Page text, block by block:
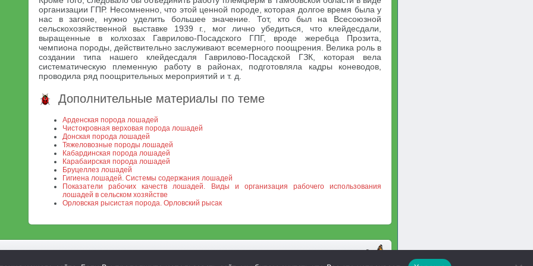
организации ГПР. Несомненно, что этой ценной породе, которая долгое время была у
нас в загоне, нужно уделить большее значение. Тот, кто был на Всесоюзной
сельскохозяйственной выставке 1939 г., мог лично убедиться, что клейдесдали,
выращенные в колхозах Гаврилово-Посадского ГПГ, вроде жеребца Прозита,
чемпиона породы, действительно заслуживают всемерного поощрения. Велика роль в
создании типа нашего клейдесдаля Гаврилово-Посадской ГЗК, которая вела
систематическую племенную работу в районах, подготовляла кадры коневодов,
проводила ряд поощрительных мероприятий и т. д.
Дополнительные материалы по теме
Арденская порода лошадей
Чистокровная верховая порода лошадей
Донская порода лошадей
Тяжеловозные породы лошадей
Кабардинская порода лошадей
Карабаирская порода лошадей
Бруцеллез лошадей
Гигиена лошадей. Системы содержания лошадей
Показатели рабочих качеств лошадей. Виды и организация рабочего использования
лошадей в сельском хозяйстве
Орловская рысистая порода. Орловский рысак